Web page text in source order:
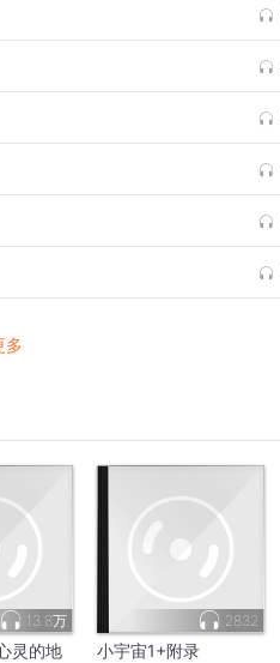
多
13.8万
灵的地
2832
小宇宙1+附录